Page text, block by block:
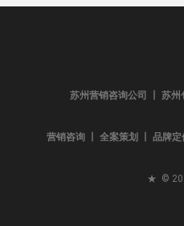
苏州营销咨询公司 丨 苏
营销咨询 丨 全案策划 丨 品牌
★ ©